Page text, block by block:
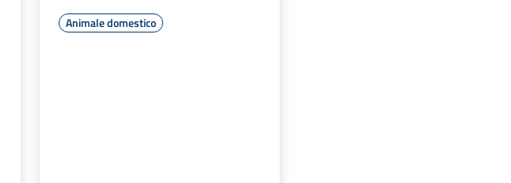
Animale domestico